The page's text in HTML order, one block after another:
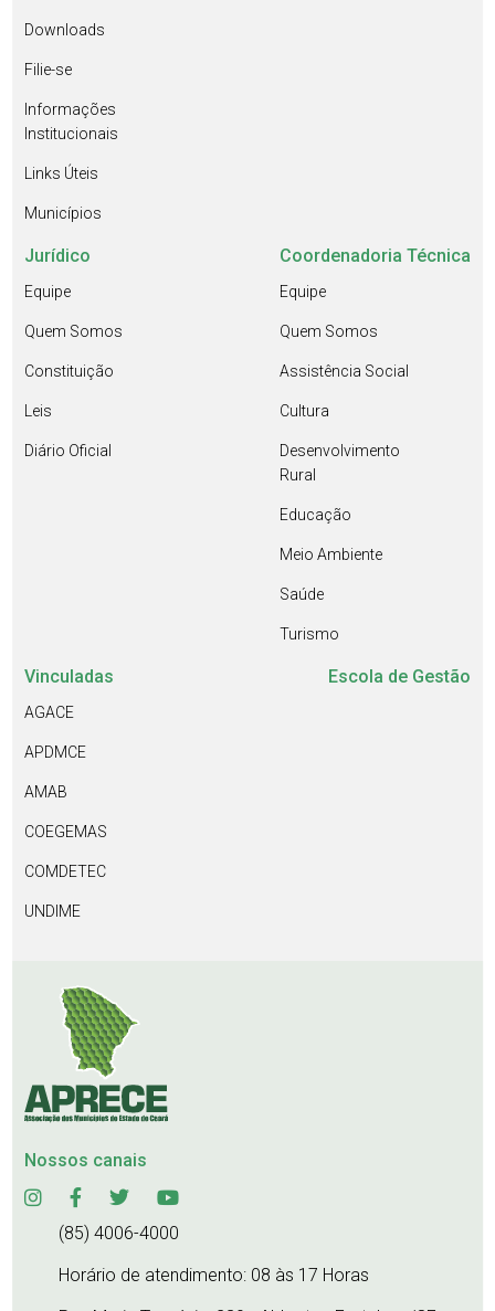
Downloads
Filie-se
Informações
Institucionais
Links Úteis
Municípios
Jurídico
Equipe
Quem Somos
Constituição
Leis
Diário Oficial
Coordenadoria Técnica
Equipe
Quem Somos
Assistência Social
Cultura
Desenvolvimento
Rural
Educação
Meio Ambiente
Saúde
Turismo
Vinculadas
AGACE
APDMCE
AMAB
COEGEMAS
COMDETEC
UNDIME
Escola de Gestão
Nossos canais
(85) 4006-4000
Horário de atendimento: 08 às 17 Horas